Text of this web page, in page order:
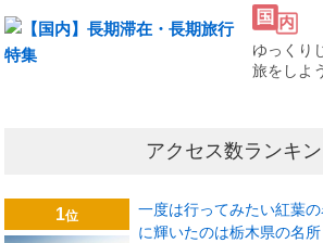
ゆっくり
旅をしよ
アクセス数ランキ
1位
一度は行ってみたい紅葉
に輝いたのは栃木県の名